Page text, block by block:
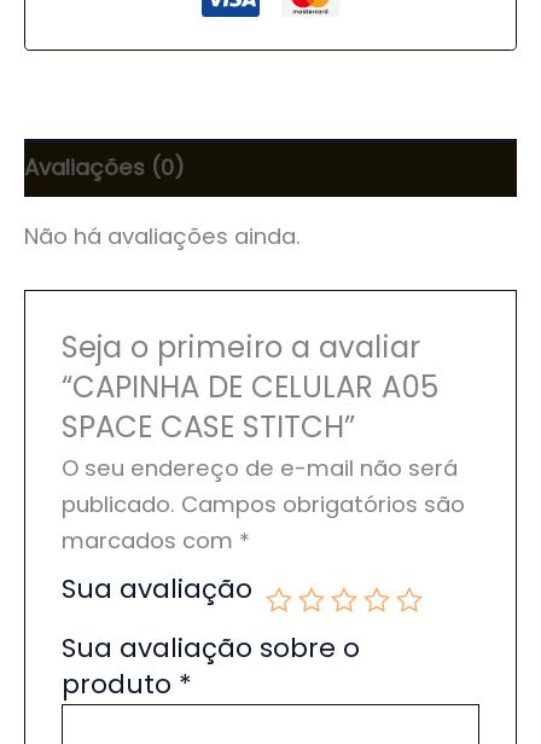
Avaliações (0)
Não há avaliações ainda.
Seja o primeiro a avaliar
“CAPINHA DE CELULAR A05
SPACE CASE STITCH”
O seu endereço de e-mail não será
publicado. Campos obrigatórios são
marcados com *
Sua avaliação
Sua avaliação sobre o
produto *